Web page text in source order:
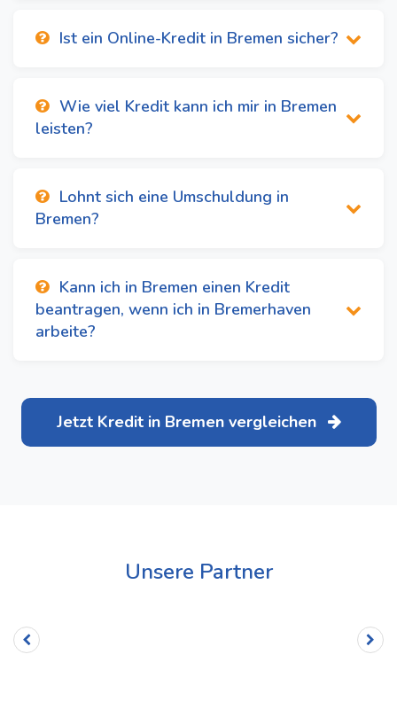
Ist ein Online-Kredit in Bremen sicher?
Wie viel Kredit kann ich mir in Bremen
leisten?
Lohnt sich eine Umschuldung in
Bremen?
Kann ich in Bremen einen Kredit
beantragen, wenn ich in Bremerhaven
arbeite?
Jetzt Kredit in Bremen vergleichen
Unsere Partner